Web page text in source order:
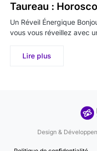
Taureau :
Un Réveil Énergique
vous vous réveillez avec
Lire plus
Design &